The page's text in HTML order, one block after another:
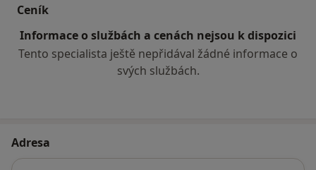
Ceník
Informace o službách a cenách nejsou k dispozici
Tento specialista ještě nepřidával žádné informace o
svých službách.
Adresa